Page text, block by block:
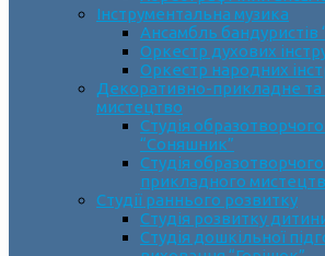
Інструментальна музика
Ансамбль бандуристів
Оркестр духових
Оркестр народних
Декоративно-прикладне та
мистецтво
Cтудія
“Соняшник”
Студія
прикладного
Студії раннього розвитку
Студія розвитку
Студія дошкільної